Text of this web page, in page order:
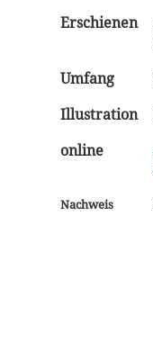
Erschienen
Umfang
Illustration
online
Nachweis